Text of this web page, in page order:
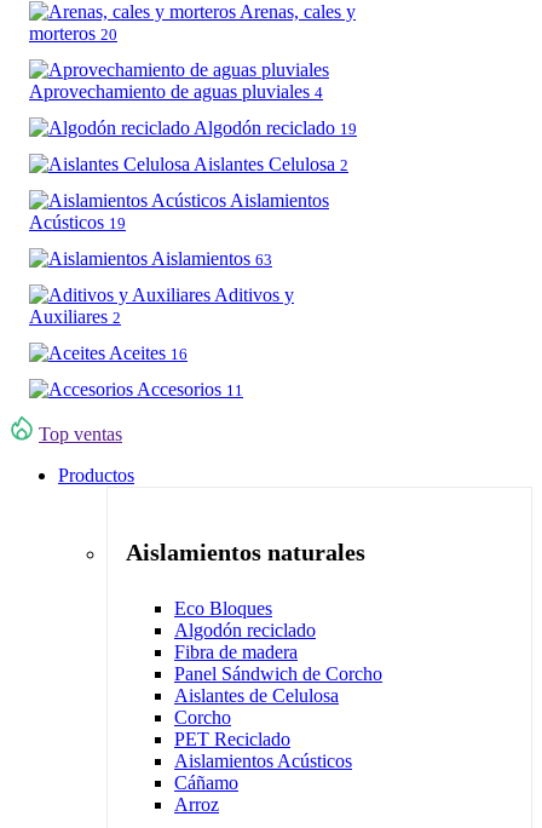
Arenas, cales y
morteros 20
Aprovechamiento de aguas pluviales 4
Algodón reciclado 19
Aislantes Celulosa 2
Aislamientos
Acústicos 19
Aislamientos 63
Aditivos y
Auxiliares 2
Aceites 16
Accesorios 11
Top ventas
Productos
Aislamientos naturales
Eco Bloques
Algodón reciclado
Fibra de madera
Panel Sándwich de Corcho
Aislantes de Celulosa
Corcho
PET Reciclado
Aislamientos Acústicos
Cáñamo
Arroz